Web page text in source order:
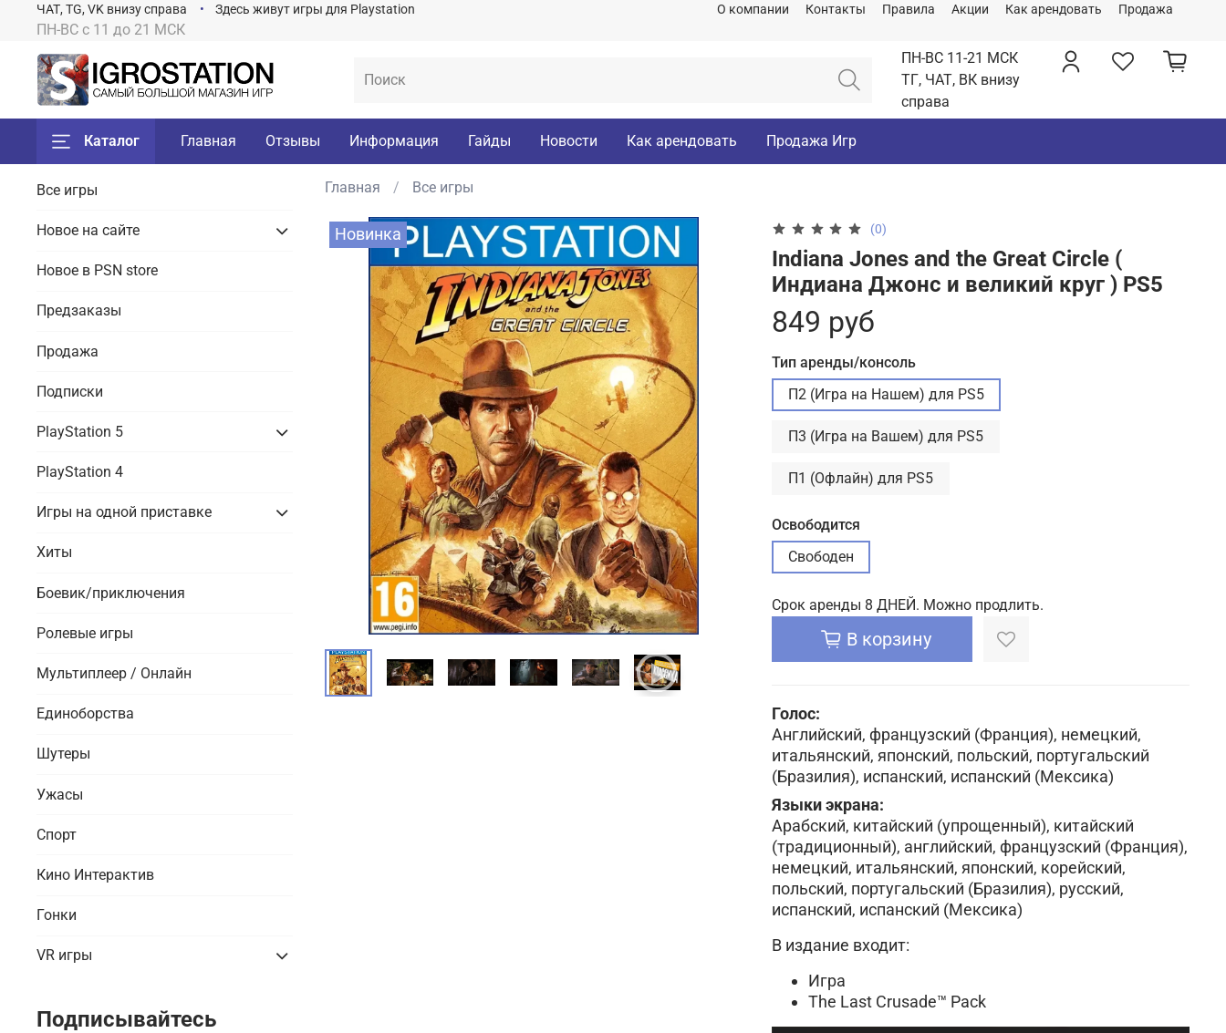
О компании Контакты Правила Акции Как арендовать Продажа
ПН-ВС с 11 до 21 МСК
ЧАТ, TG, VK внизу справа Здесь живут игры для Playstation
ПН-ВС 11-21 МСК
ТГ, ЧАТ, ВК внизу
справа
Каталог Главная Отзывы Информация Гайды Новости Как арендовать Продажа Игр
Главная Все игры
Новинка (0)
Indiana Jones and the Great Circle (
Индиана Джонс и великий круг ) PS5
849 руб
Тип аренды/консоль
П2 (Игра на Нашем) для PS5
П3 (Игра на Вашем) для PS5
П1 (Офлайн) для PS5
Освободится
Свободен
Срок аренды 8 ДНЕЙ. Можно продлить.
В корзину
Голос:
Английский, французский (Франция), немецкий,
итальянский, японский, польский, португальский
(Бразилия), испанский, испанский (Мексика)
Языки экрана:
Арабский, китайский (упрощенный), китайский
(традиционный), английский, французский (Франция),
немецкий, итальянский, японский, корейский,
польский, португальский (Бразилия), русский,
испанский, испанский (Мексика)
В издание входит:
Игра
The Last Crusade™ Pack
Все игры
Новое на сайте
Новое в PSN store
Предзаказы
Продажа
Подписки
PlayStation 5
PlayStation 4
Игры на одной приставке
Хиты
Боевик/приключения
Ролевые игры
Мультиплеер / Онлайн
Единоборства
Шутеры
Ужасы
Спорт
Кино Интерактив
Гонки
VR игры
Подписывайтесь